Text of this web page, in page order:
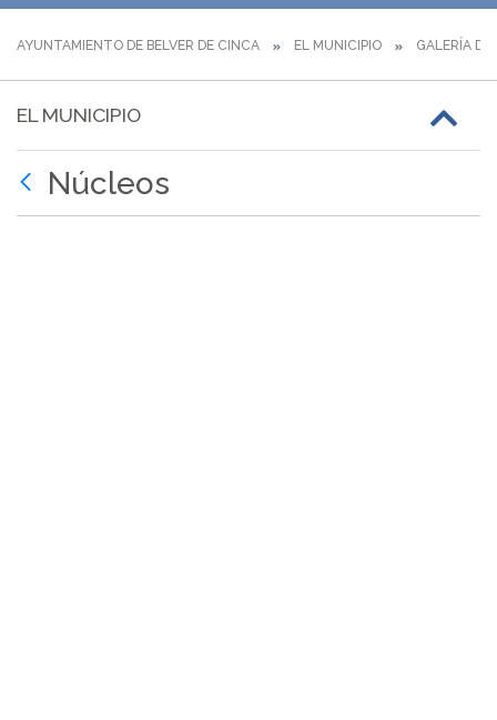
AYUNTAMIENTO DE BELVER DE CINCA EL MUNICIPIO GALERÍA DE
EL MUNICIPIO
Núcleos